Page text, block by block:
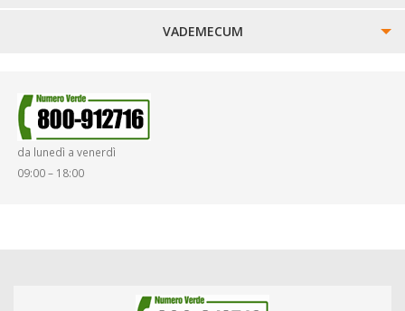
VADEMECUM
SMARRIMENTO OGGETTI
da lunedì a venerdì
09:00 – 18:00